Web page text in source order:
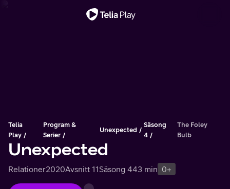
Telia
Play
Program &
Serier
Unexpected
Säsong
4
The Foley
Bulb
Unexpected
Relationer2020Avsnitt 11Säsong 443 min 0+